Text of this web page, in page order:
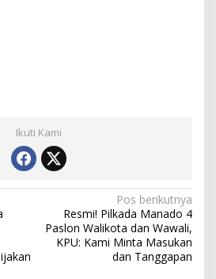
Ikuti Kami
Pos berikutnya
Resmi! Pilkada Manado 4
Paslon Walikota dan Wawali,
KPU: Kami Minta Masukan
dan Tanggapan